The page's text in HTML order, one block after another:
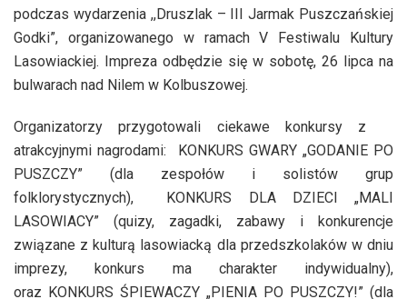
podczas wydarzenia ,,Druszlak – III Jarmak Puszczańskiej
Godki”, organizowanego w ramach V Festiwalu Kultury
Lasowiackiej. Impreza odbędzie się w sobotę, 26 lipca na
bulwarach nad Nilem w Kolbuszowej.
Organizatorzy przygotowali ciekawe konkursy z
atrakcyjnymi nagrodami: KONKURS GWARY „GODANIE PO
PUSZCZY” (dla zespołów i solistów grup
folklorystycznych), KONKURS DLA DZIECI „MALI
LASOWIACY” (quizy, zagadki, zabawy i konkurencje
związane z kulturą lasowiacką dla przedszkolaków w dniu
imprezy, konkurs ma charakter indywidualny),
oraz KONKURS ŚPIEWACZY „PIENIA PO PUSZCZY!” (dla